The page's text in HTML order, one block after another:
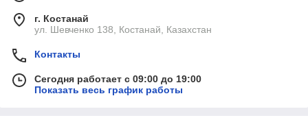
г. Костанай
ул. Шевченко 138, Костанай, Казахстан
Контакты
Сегодня работает с 09:00 до 19:00
Показать весь график работы